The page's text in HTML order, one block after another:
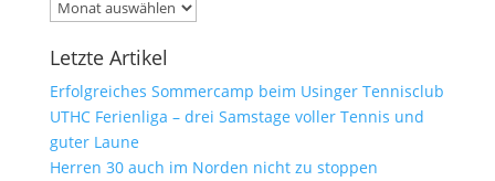
Beitragsarchiv
Letzte Artikel
Erfolgreiches Sommercamp beim Usinger Tennisclub
UTHC Ferienliga – drei Samstage voller Tennis und
guter Laune
Herren 30 auch im Norden nicht zu stoppen